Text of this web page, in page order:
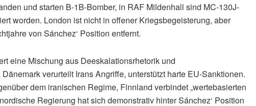
und starten B-1B-Bomber, in RAF Mildenhall sind MC-130J-
worden. London ist nicht in offener Kriegsbegeisterung, aber
von Sánchez‘ Position entfernt.
eine Mischung aus Deeskalationsrhetorik und
verurteilt Irans Angriffe, unterstützt harte EU-Sanktionen.
dem iranischen Regime, Finnland verbindet „wertebasierten
Regierung hat sich demonstrativ hinter Sánchez‘ Position